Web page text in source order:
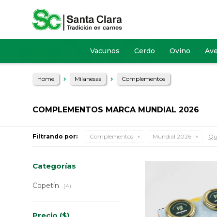
Vacunos Cerdo Ovino
Home Milanesas Complementos
COMPLEMENTOS MARCA MUNDIAL 2026
Filtrando por: Complementos Mundial 2026
Categorías
Copetín (4)